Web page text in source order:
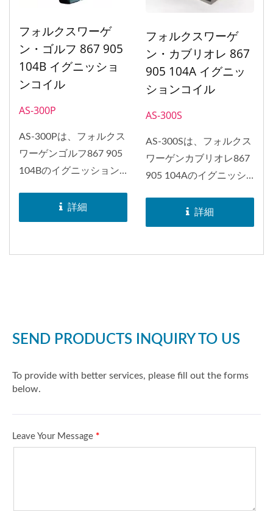
フォルクスワーゲ
ン・ゴルフ 867 905
104B イグニッショ
ンコイル
AS-300P
AS-300Pは、フォルクス
ワーゲンゴルフ867 905
104Bのイグニッション
できます。...詳細
フォルクスワーゲ
ン・カブリオレ 867
905 104A イグニッ
ションコイル
AS-300S
AS-300Sは、フォルクス
ワーゲンカブリオレ867
905 104Aのイグニッシ
とができます。...
詳細